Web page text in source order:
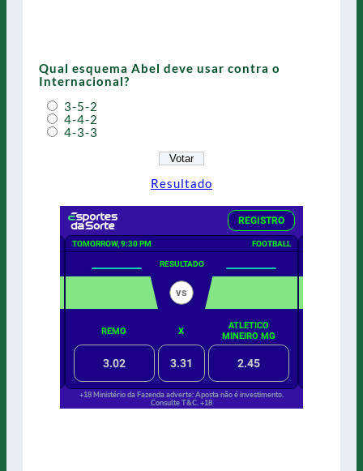
Qual esquema Abel deve usar contra o
Internacional?
3-5-2
4-4-2
4-3-3
Resultado